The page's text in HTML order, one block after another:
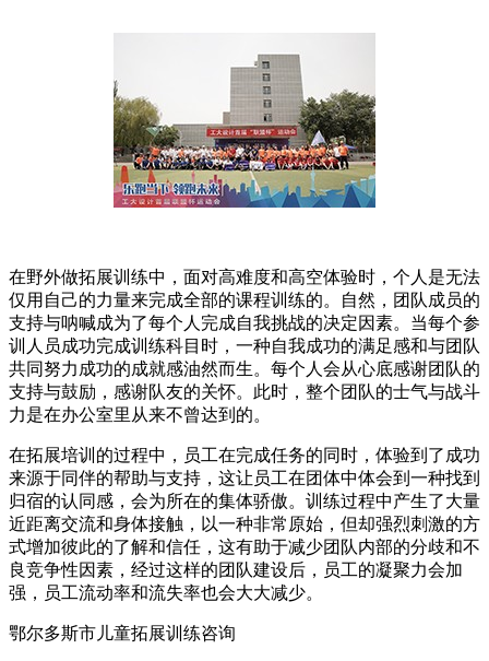
在野外做拓展训练中，面对高难度和高空体验时，个人是无法
仅用自己的力量来完成全部的课程训练的。自然，团队成员的
支持与呐喊成为了每个人完成自我挑战的决定因素。当每个参
训人员成功完成训练科目时，一种自我成功的满足感和与团队
共同努力成功的成就感油然而生。每个人会从心底感谢团队的
支持与鼓励，感谢队友的关怀。此时，整个团队的士气与战斗
力是在办公室里从来不曾达到的。
在拓展培训的过程中，员工在完成任务的同时，体验到了成功
来源于同伴的帮助与支持，这让员工在团体中体会到一种找到
归宿的认同感，会为所在的集体骄傲。训练过程中产生了大量
近距离交流和身体接触，以一种非常原始，但却强烈刺激的方
式增加彼此的了解和信任，这有助于减少团队内部的分歧和不
良竞争性因素，经过这样的团队建设后，员工的凝聚力会加
强，员工流动率和流失率也会大大减少。
鄂尔多斯市儿童拓展训练咨询